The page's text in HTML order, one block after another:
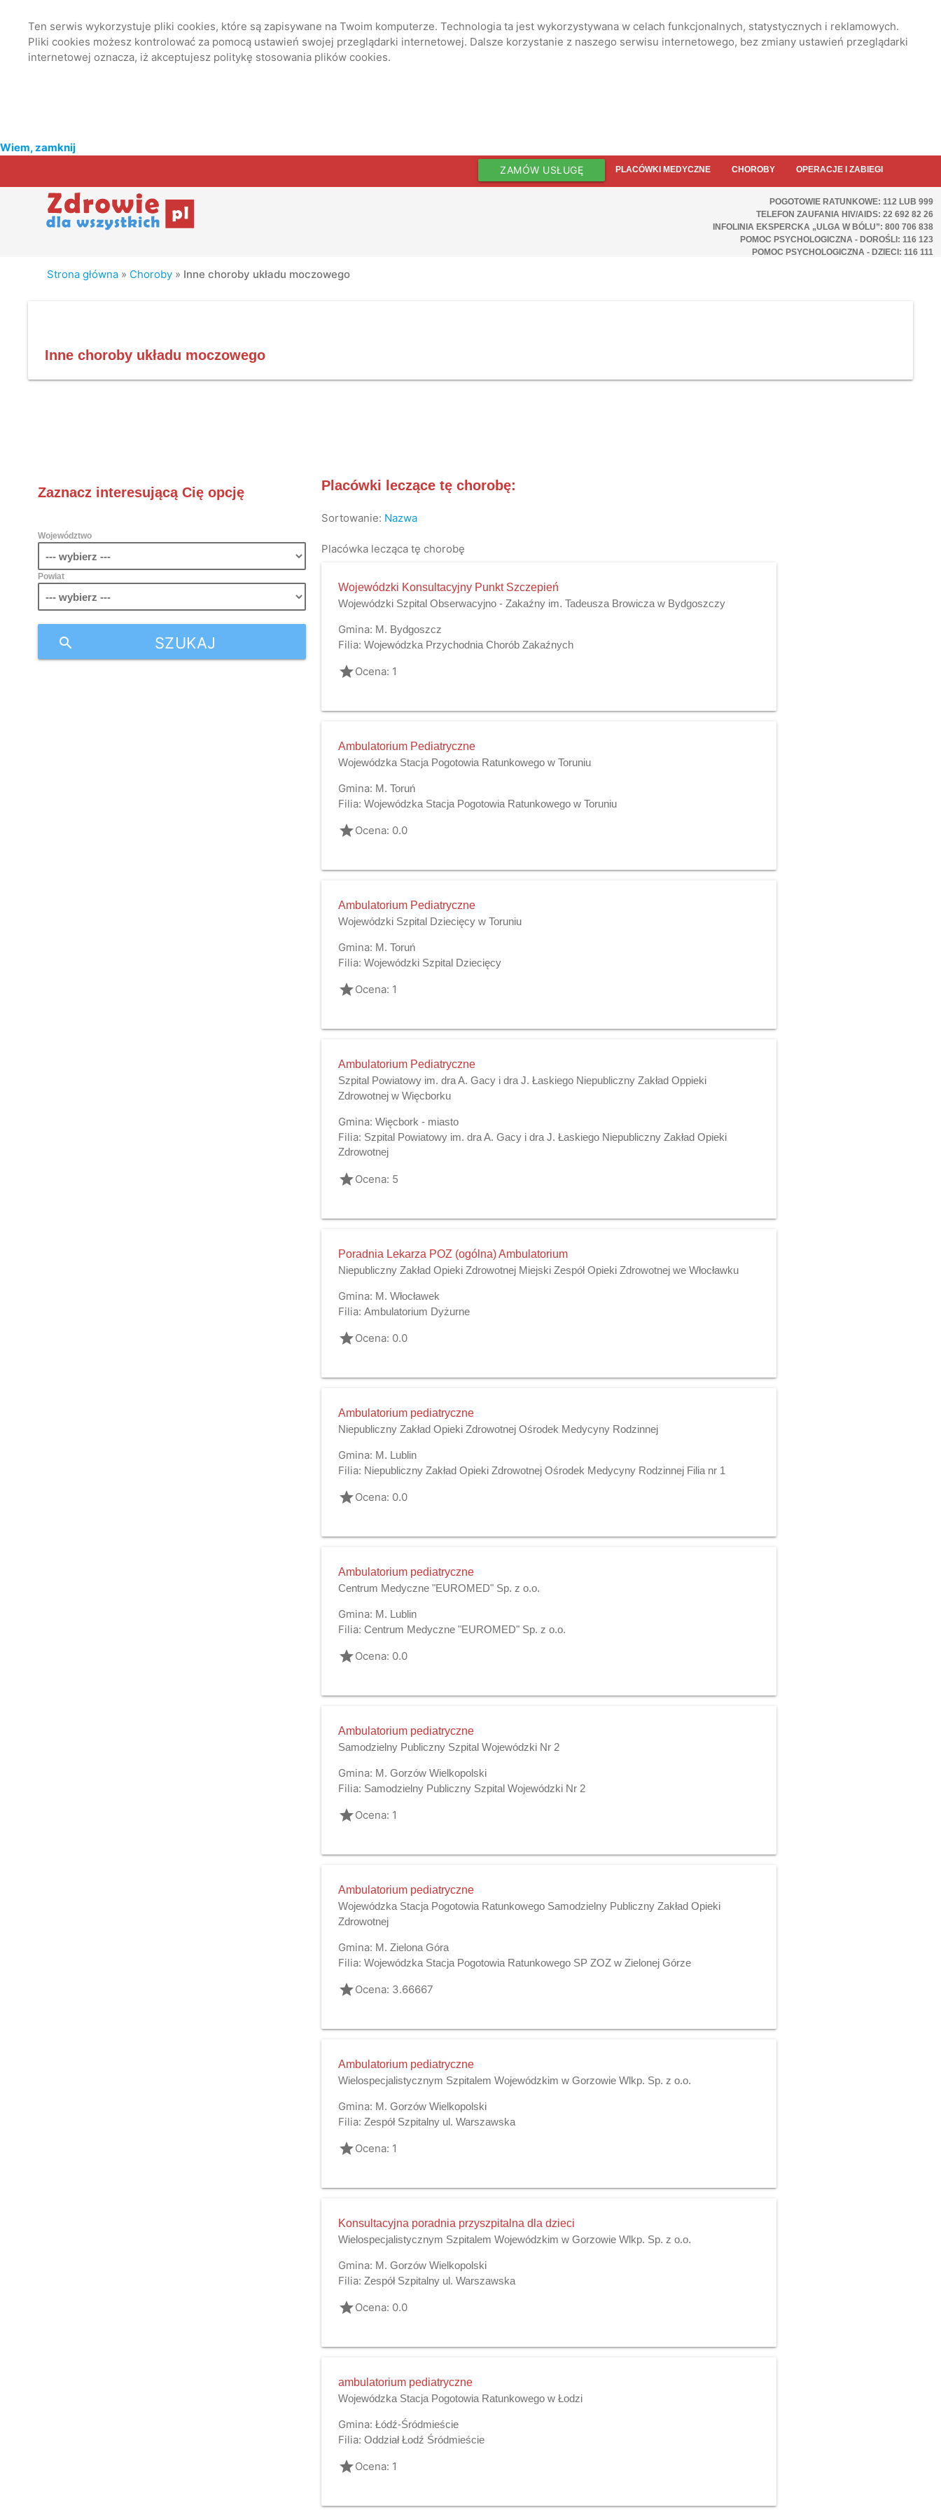
Ten serwis wykorzystuje pliki cookies, które są zapisywane na Twoim komputerze. Technologia ta jest wykorzystywana w celach funkcjonalnych, statystycznych i reklamowych.
Pliki cookies możesz kontrolować za pomocą ustawień swojej przeglądarki internetowej. Dalsze korzystanie z naszego serwisu internetowego, bez zmiany ustawień przeglądarki
internetowej oznacza, iż akceptujesz politykę stosowania plików cookies.
Wiem, zamknij
ZAMÓW USŁUGĘ PLACÓWKI MEDYCZNE CHOROBY OPERACJE I ZABIEGI
POGOTOWIE RATUNKOWE: 112 LUB 999
TELEFON ZAUFANIA HIV/AIDS: 22 692 82 26
INFOLINIA EKSPERCKA „ULGA W BÓLU”: 800 706 838
POMOC PSYCHOLOGICZNA - DOROŚLI: 116 123
POMOC PSYCHOLOGICZNA - DZIECI: 116 111
Strona główna » Choroby » Inne choroby układu moczowego
Inne choroby układu moczowego
Zaznacz interesującą Cię opcję
Województwo
Powiat
SZUKAJ
search
Placówki leczące tę chorobę:
Sortowanie: Nazwa
Placówka lecząca tę chorobę
Wojewódzki Konsultacyjny Punkt Szczepień
Wojewódzki Szpital Obserwacyjno - Zakaźny im. Tadeusza Browicza w Bydgoszczy
Gmina: M. Bydgoszcz
Filia: Wojewódzka Przychodnia Chorób Zakaźnych
gradeOcena: 1
Ambulatorium Pediatryczne
Wojewódzka Stacja Pogotowia Ratunkowego w Toruniu
Gmina: M. Toruń
Filia: Wojewódzka Stacja Pogotowia Ratunkowego w Toruniu
gradeOcena: 0.0
Ambulatorium Pediatryczne
Wojewódzki Szpital Dziecięcy w Toruniu
Gmina: M. Toruń
Filia: Wojewódzki Szpital Dziecięcy
gradeOcena: 1
Ambulatorium Pediatryczne
Szpital Powiatowy im. dra A. Gacy i dra J. Łaskiego Niepubliczny Zakład Oppieki
Zdrowotnej w Więcborku
Gmina: Więcbork - miasto
Filia: Szpital Powiatowy im. dra A. Gacy i dra J. Łaskiego Niepubliczny Zakład Opieki
Zdrowotnej
gradeOcena: 5
Poradnia Lekarza POZ (ogólna) Ambulatorium
Niepubliczny Zakład Opieki Zdrowotnej Miejski Zespół Opieki Zdrowotnej we Włocławku
Gmina: M. Włocławek
Filia: Ambulatorium Dyżurne
gradeOcena: 0.0
Ambulatorium pediatryczne
Niepubliczny Zakład Opieki Zdrowotnej Ośrodek Medycyny Rodzinnej
Gmina: M. Lublin
Filia: Niepubliczny Zakład Opieki Zdrowotnej Ośrodek Medycyny Rodzinnej Filia nr 1
gradeOcena: 0.0
Ambulatorium pediatryczne
Centrum Medyczne "EUROMED" Sp. z o.o.
Gmina: M. Lublin
Filia: Centrum Medyczne "EUROMED" Sp. z o.o.
gradeOcena: 0.0
Ambulatorium pediatryczne
Samodzielny Publiczny Szpital Wojewódzki Nr 2
Gmina: M. Gorzów Wielkopolski
Filia: Samodzielny Publiczny Szpital Wojewódzki Nr 2
gradeOcena: 1
Ambulatorium pediatryczne
Wojewódzka Stacja Pogotowia Ratunkowego Samodzielny Publiczny Zakład Opieki
Zdrowotnej
Gmina: M. Zielona Góra
Filia: Wojewódzka Stacja Pogotowia Ratunkowego SP ZOZ w Zielonej Górze
gradeOcena: 3.66667
Ambulatorium pediatryczne
Wielospecjalistycznym Szpitalem Wojewódzkim w Gorzowie Wlkp. Sp. z o.o.
Gmina: M. Gorzów Wielkopolski
Filia: Zespół Szpitalny ul. Warszawska
gradeOcena: 1
Konsultacyjna poradnia przyszpitalna dla dzieci
Wielospecjalistycznym Szpitalem Wojewódzkim w Gorzowie Wlkp. Sp. z o.o.
Gmina: M. Gorzów Wielkopolski
Filia: Zespół Szpitalny ul. Warszawska
gradeOcena: 0.0
ambulatorium pediatryczne
Wojewódzka Stacja Pogotowia Ratunkowego w Łodzi
Gmina: Łódź-Śródmieście
Filia: Oddział Łodź Śródmieście
gradeOcena: 1